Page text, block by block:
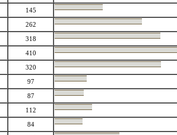
145
262
318
410
320
97
87
112
84